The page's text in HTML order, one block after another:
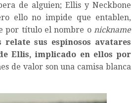
de alguien; Ellis y Neckbone
ello no impide que entablen,
por título el nombre o nickname
relate sus espinosos avatares
Ellis, implicado en ellos por
de valor son una camisa blanca